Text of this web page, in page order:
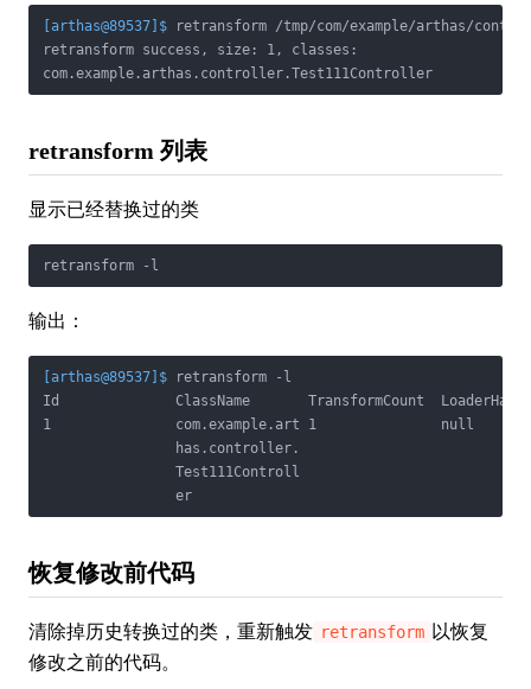
[arthas@89537]$ retransform /tmp/com/example/arthas/
retransform success, size: 1, classes:
com.example.arthas.controller.Test111Controller
retransform 列表
显示已经替换过的类
retransform -l
输出：
[arthas@89537]$ retransform -l
Id              ClassName       TransformCount  LoaderHash
1               com.example.art 1
                er
恢复修改前代码
清除掉历史转换过的类，重新触发 retransform 以恢复
修改之前的代码。